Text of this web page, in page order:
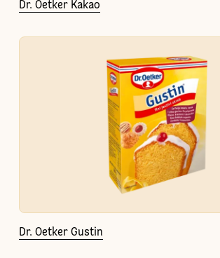
Dr. Oetker Kakao
Dr. Oetker Gustin